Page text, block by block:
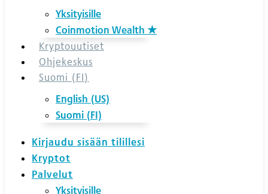
Yksityisille
Coinmotion Wealth ★
Kryptouutiset
Ohjekeskus
Suomi (FI)
English (US)
Suomi (FI)
Kirjaudu sisään tilillesi
Kryptot
Palvelut
Yksityisille